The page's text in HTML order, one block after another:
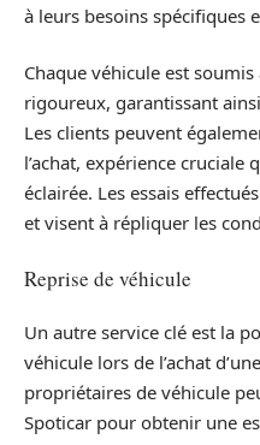
à leurs besoins spécifiques
Chaque véhicule est
rigoureux, garantissant
Les clients peuvent
l’achat, expérience cruciale
éclairée. Les essais
et visent à répliquer les
Reprise de véhicule
Un autre service clé est la
véhicule lors de l’achat
propriétaires de véhicule
Spoticar pour obtenir une